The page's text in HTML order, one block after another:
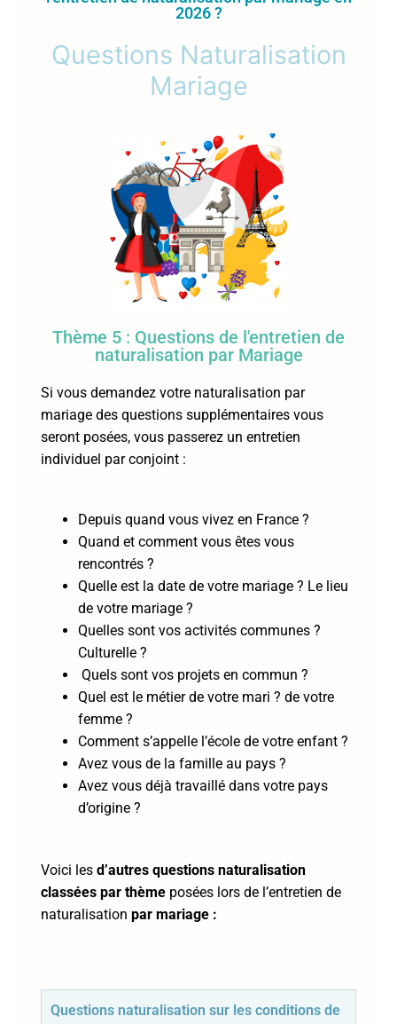
2026 ?
Questions Naturalisation
Mariage
Thème 5 : Questions de l'entretien de
naturalisation par Mariage
Si vous demandez votre naturalisation par
mariage des questions supplémentaires vous
seront posées, vous passerez un entretien
individuel par conjoint :
Depuis quand vous vivez en France ?
Quand et comment vous êtes vous
rencontrés ?
Quelle est la date de votre mariage ? Le lieu
de votre mariage ?
Quelles sont vos activités communes ?
Culturelle ?
Quels sont vos projets en commun ?
Quel est le métier de votre mari ? de votre
femme ?
Comment s’appelle l’école de votre enfant ?
Avez vous de la famille au pays ?
Avez vous déjà travaillé dans votre pays
d’origine ?
Voici les d’autres questions naturalisation
classées par thème posées lors de l’entretien de
naturalisation par mariage :
Questions naturalisation sur les conditions de